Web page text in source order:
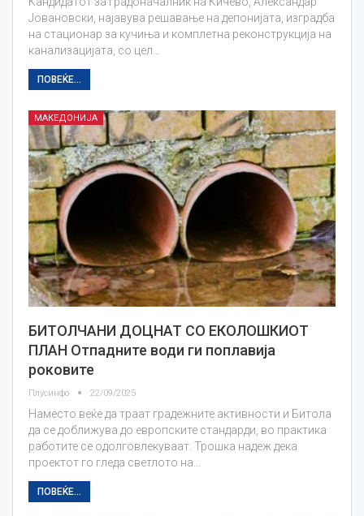
Јовановски, најавува решавање на депонијата, изградба
на стационар за кучиња и комплетна реконструкција на
канализацијата, со цел…
ПОВЕЌЕ...
МАКЕДОНИЈА
БИТОЛЧАНИ ДОЦНАТ СО ЕКОЛОШКИОТ
ПЛАН Отпадните води ги поплавија
роковите
Плусинфо 22/09/2025
Наместо веќе да траат градежните активности и Битола
да се доближува до европските стандарди, во практика
работите се одолговлекуваат. Трошка надеж дека
проектот го гледа светлото на…
ПОВЕЌЕ...